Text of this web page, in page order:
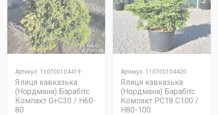
Артикул: 110700104419
Ялиця кавказька
(Нордмана) Барабітс
Компакт G+C30 / H60-
80
Артикул: 110700104420
Ялиця кавказька
(Нордмана) Барабітс
Компакт PC18 C100 /
H80-100